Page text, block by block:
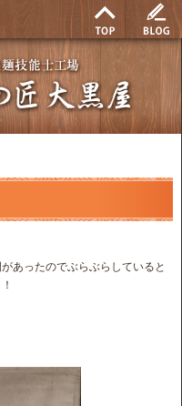
あったのでぶらぶらしていると